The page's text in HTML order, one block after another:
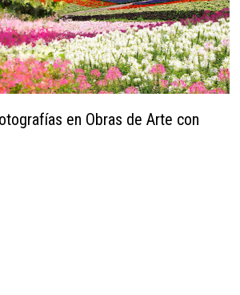
en Obras de Arte con